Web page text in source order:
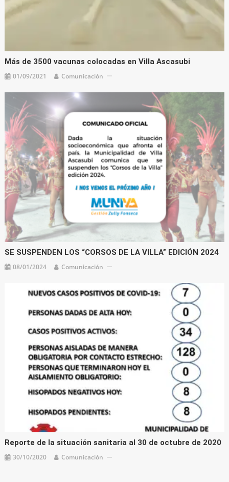
Más de 3500 vacunas colocadas en Villa Ascasubi
01/09/2021 Comunicación
SE SUSPENDEN LOS “CORSOS DE LA VILLA” EDICIÓN 2024
08/01/2024 Comunicación
Reporte de la situación sanitaria al 30 de octubre de 2020
30/10/2020 Comunicación